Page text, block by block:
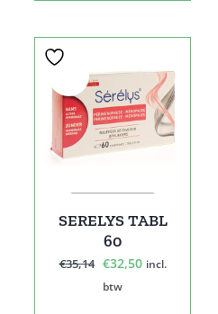
SERELYS TABL
60
€35,14 Oorspronkelijke
prijs
€32,50Huidige
incl.
btw